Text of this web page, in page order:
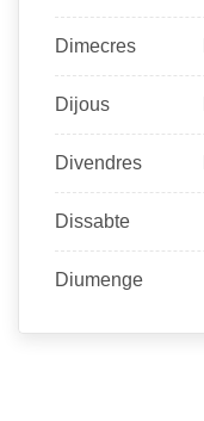
Dimecres
Dijous
Divendres
Dissabte
Diumenge